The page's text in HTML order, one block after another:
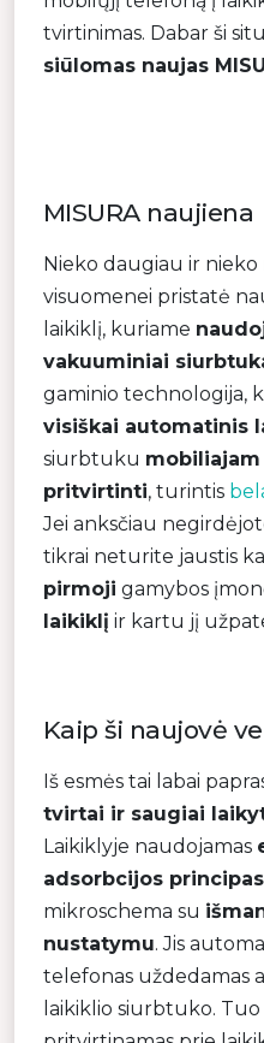
tvirtinimas. Dabar ši
siūlomas naujas
MISURA naujiena
Nieko daugiau ir nieko
visuomenei pristatė
laikiklį, kuriame
vakuuminiai
gaminio technologija,
visiškai automatinis
siurbtuku
pritvirtinti, turintis
Jei anksčiau
tikrai neturite jaustis
pirmoji gamybos
laikiklį ir kartu jį
Kaip ši naujovė
Iš esmės tai labai
tvirtai ir saugiai
Laikiklyje naudojamas
adsorbcijos principas
mikroschema su
nustatymu. Jis
telefonas uždedamas
laikiklio siurbtuko.